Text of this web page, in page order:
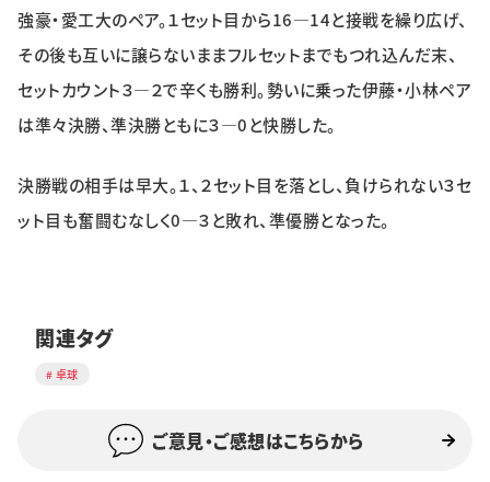
強豪・愛工大のペア。１セット目から16―14と接戦を繰り広げ、
その後も互いに譲らないままフルセットまでもつれ込んだ末、
セットカウント３―２で辛くも勝利。勢いに乗った伊藤・小林ペア
は準々決勝、準決勝ともに３―0と快勝した。
決勝戦の相手は早大。１、２セット目を落とし、負けられない３セ
ット目も奮闘むなしく0―３と敗れ、準優勝となった。
関連タグ
卓球
ご意見・ご感想はこちらから